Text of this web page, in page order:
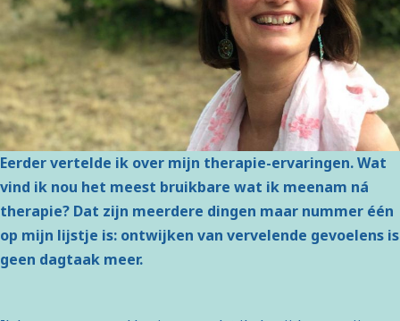
Eerder vertelde ik over mijn therapie-ervaringen. Wat
vind ik nou het meest bruikbare wat ik meenam ná
therapie? Dat zijn meerdere dingen maar nummer één
op mijn lijstje is: ontwijken van vervelende gevoelens is
geen dagtaak meer.